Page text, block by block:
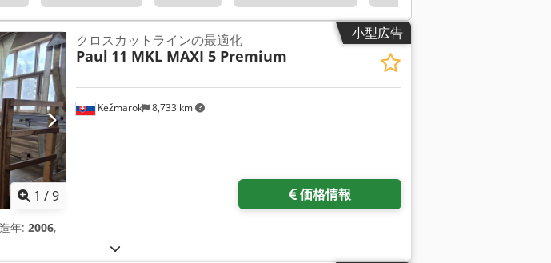
小型広告
1 /9
Kežmarok 8,733 km
クロスカットラインの最適化
Paul 11 MKL MAXI 5 Premium
価格情報
年: 2006,